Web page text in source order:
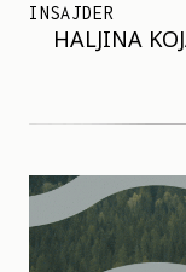
INSAJDER
HALJINA